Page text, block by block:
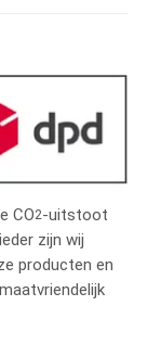
CO2-uitstoot
zijn wij
producten en